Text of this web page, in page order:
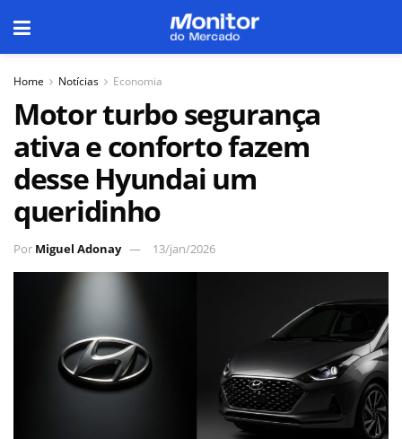
Home Notícias Economia
Motor turbo segurança
ativa e conforto fazem
desse Hyundai um
queridinho
Por Miguel Adonay 13/jan/2026